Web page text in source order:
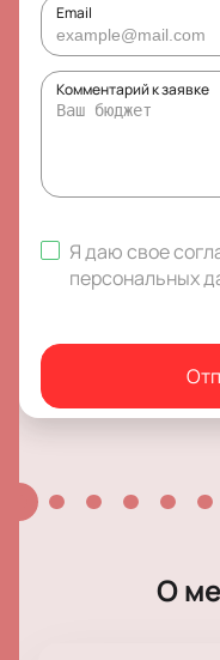
Email
Комментарий к заявке
Я даю свое
персональных
О